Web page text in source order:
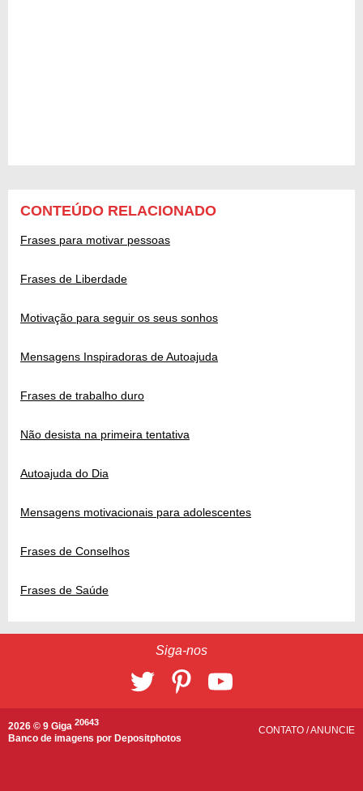
CONTEÚDO RELACIONADO
Frases para motivar pessoas
Frases de Liberdade
Motivação para seguir os seus sonhos
Mensagens Inspiradoras de Autoajuda
Frases de trabalho duro
Não desista na primeira tentativa
Autoajuda do Dia
Mensagens motivacionais para adolescentes
Frases de Conselhos
Frases de Saúde
Siga-nos
2026 © 9 Giga 20643
Banco de imagens por Depositphotos
CONTATO /ANUNCIE